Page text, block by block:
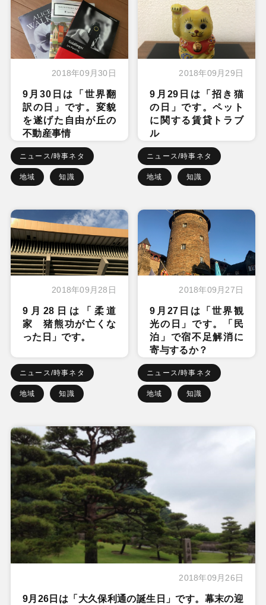
2018年09月30日
9月30日は「世界翻
訳の日」です。変貌
を遂げた自由が丘の
不動産事情
ニュース/時事ネタ
地域 知識
2018年09月29日
9月29日は「招き猫
の日」です。ペット
に関する賃貸トラブ
ル
ニュース/時事ネタ
地域 知識
2018年09月28日
9月28日は「柔道
家 猪熊功が亡くな
った日」です。
ニュース/時事ネタ
地域 知識
2018年09月27日
9月27日は「世界観
光の日」です。「民
泊」で宿不足解消に
寄与するか？
ニュース/時事ネタ
地域 知識
2018年09月26日
9月26日は「大久保利通の誕生日」です。幕末の迎